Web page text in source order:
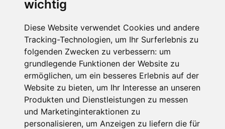
wichtig
Diese Website verwendet Cookies und andere
Tracking-Technologien, um Ihr Surferlebnis zu
folgenden Zwecken zu verbessern: um
grundlegende Funktionen der Website zu
ermöglichen, um ein besseres Erlebnis auf der
Website zu bieten, um Ihr Interesse an unseren
Produkten und Dienstleistungen zu messen
und Marketinginteraktionen zu
personalisieren, um Anzeigen zu liefern die für
werden dürfen. Weitere Informationen und
Widerrufshinweise findest Du in der
Datenschutzerklärung.
Anfrage abschicken
Diese Seite ist durch reCAPTCHA geschützt und es
gelten die GoogleDatenschutzerklärung und
Nutzungsbedingungen.